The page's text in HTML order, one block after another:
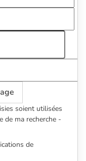
soient utilisées
de ma recherche -
de